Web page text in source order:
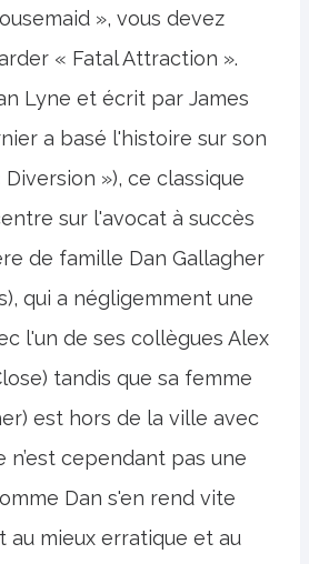
», vous devez
« Fatal Attraction ».
Lyne et écrit par James
a basé l'histoire sur son
»), ce classique
sur l'avocat à succès
de famille Dan Gallagher
qui a négligemment une
l'un de ses collègues Alex
tandis que sa femme
est hors de la ville avec
n’est cependant pas une
Dan s'en rend vite
au mieux erratique et au